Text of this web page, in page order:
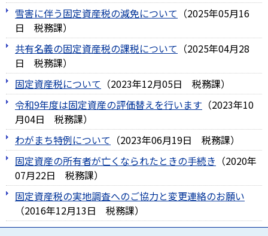
雪害に伴う固定資産税の減免について （2025年05月16
日
税務課）
共有名義の固定資産税の課税について （2025年04月28
日
税務課）
固定資産税について （2023年12月05日 税務課）
令和9年度は固定資産の評価替えを行います （2023年10
月04日
税務課）
わがまち特例について （2023年06月19日 税務課）
固定資産の所有者が亡くなられたときの手続き （2020年
07月22日
税務課）
固定資産税の実地調査へのご協力と変更連絡のお願い
（2016年12月13日 税務課）